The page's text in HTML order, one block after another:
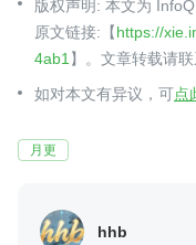
版权声明: 本文为
原文链接:【https://
4ab1 】。文章转载请联
如对本文有异议，可点
月更
hhb